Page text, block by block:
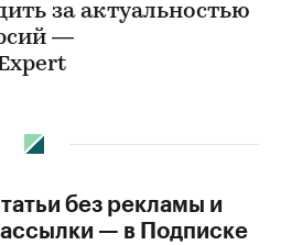
за актуальностью
—
без рекламы и
— в Подписке